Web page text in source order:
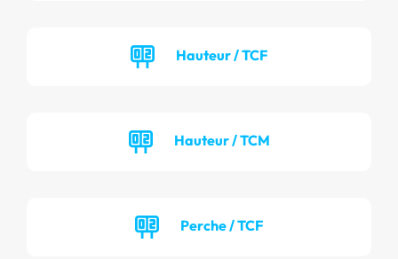
Hauteur / TCF
Hauteur / TCM
Perche / TCF